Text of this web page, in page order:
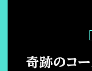
奇跡のコ